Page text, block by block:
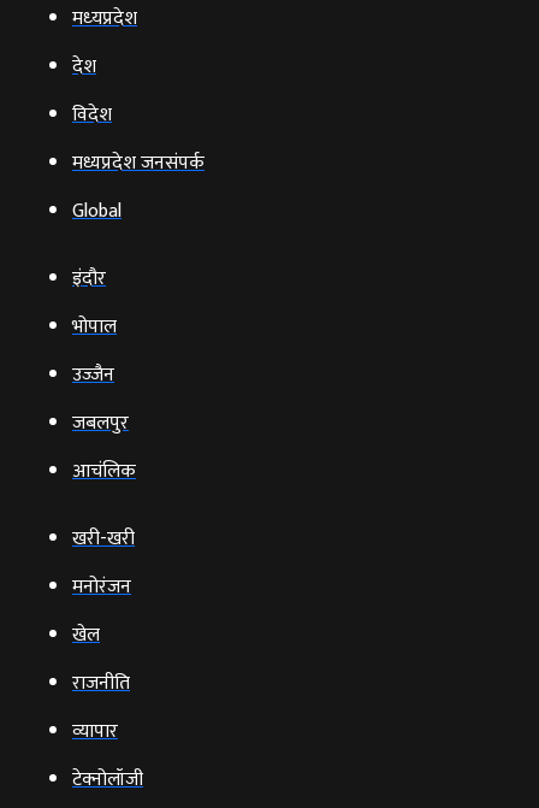
मध्‍यप्रदेश
देश
विदेश
मध्यप्रदेश जनसंपर्क
Global
इंदौर
भोपाल
उज्‍जैन
जबलपुर
आचंलिक
खरी-खरी
मनोरंजन
खेल
राजनीति
व्‍यापार
टेक्‍नोलॉजी